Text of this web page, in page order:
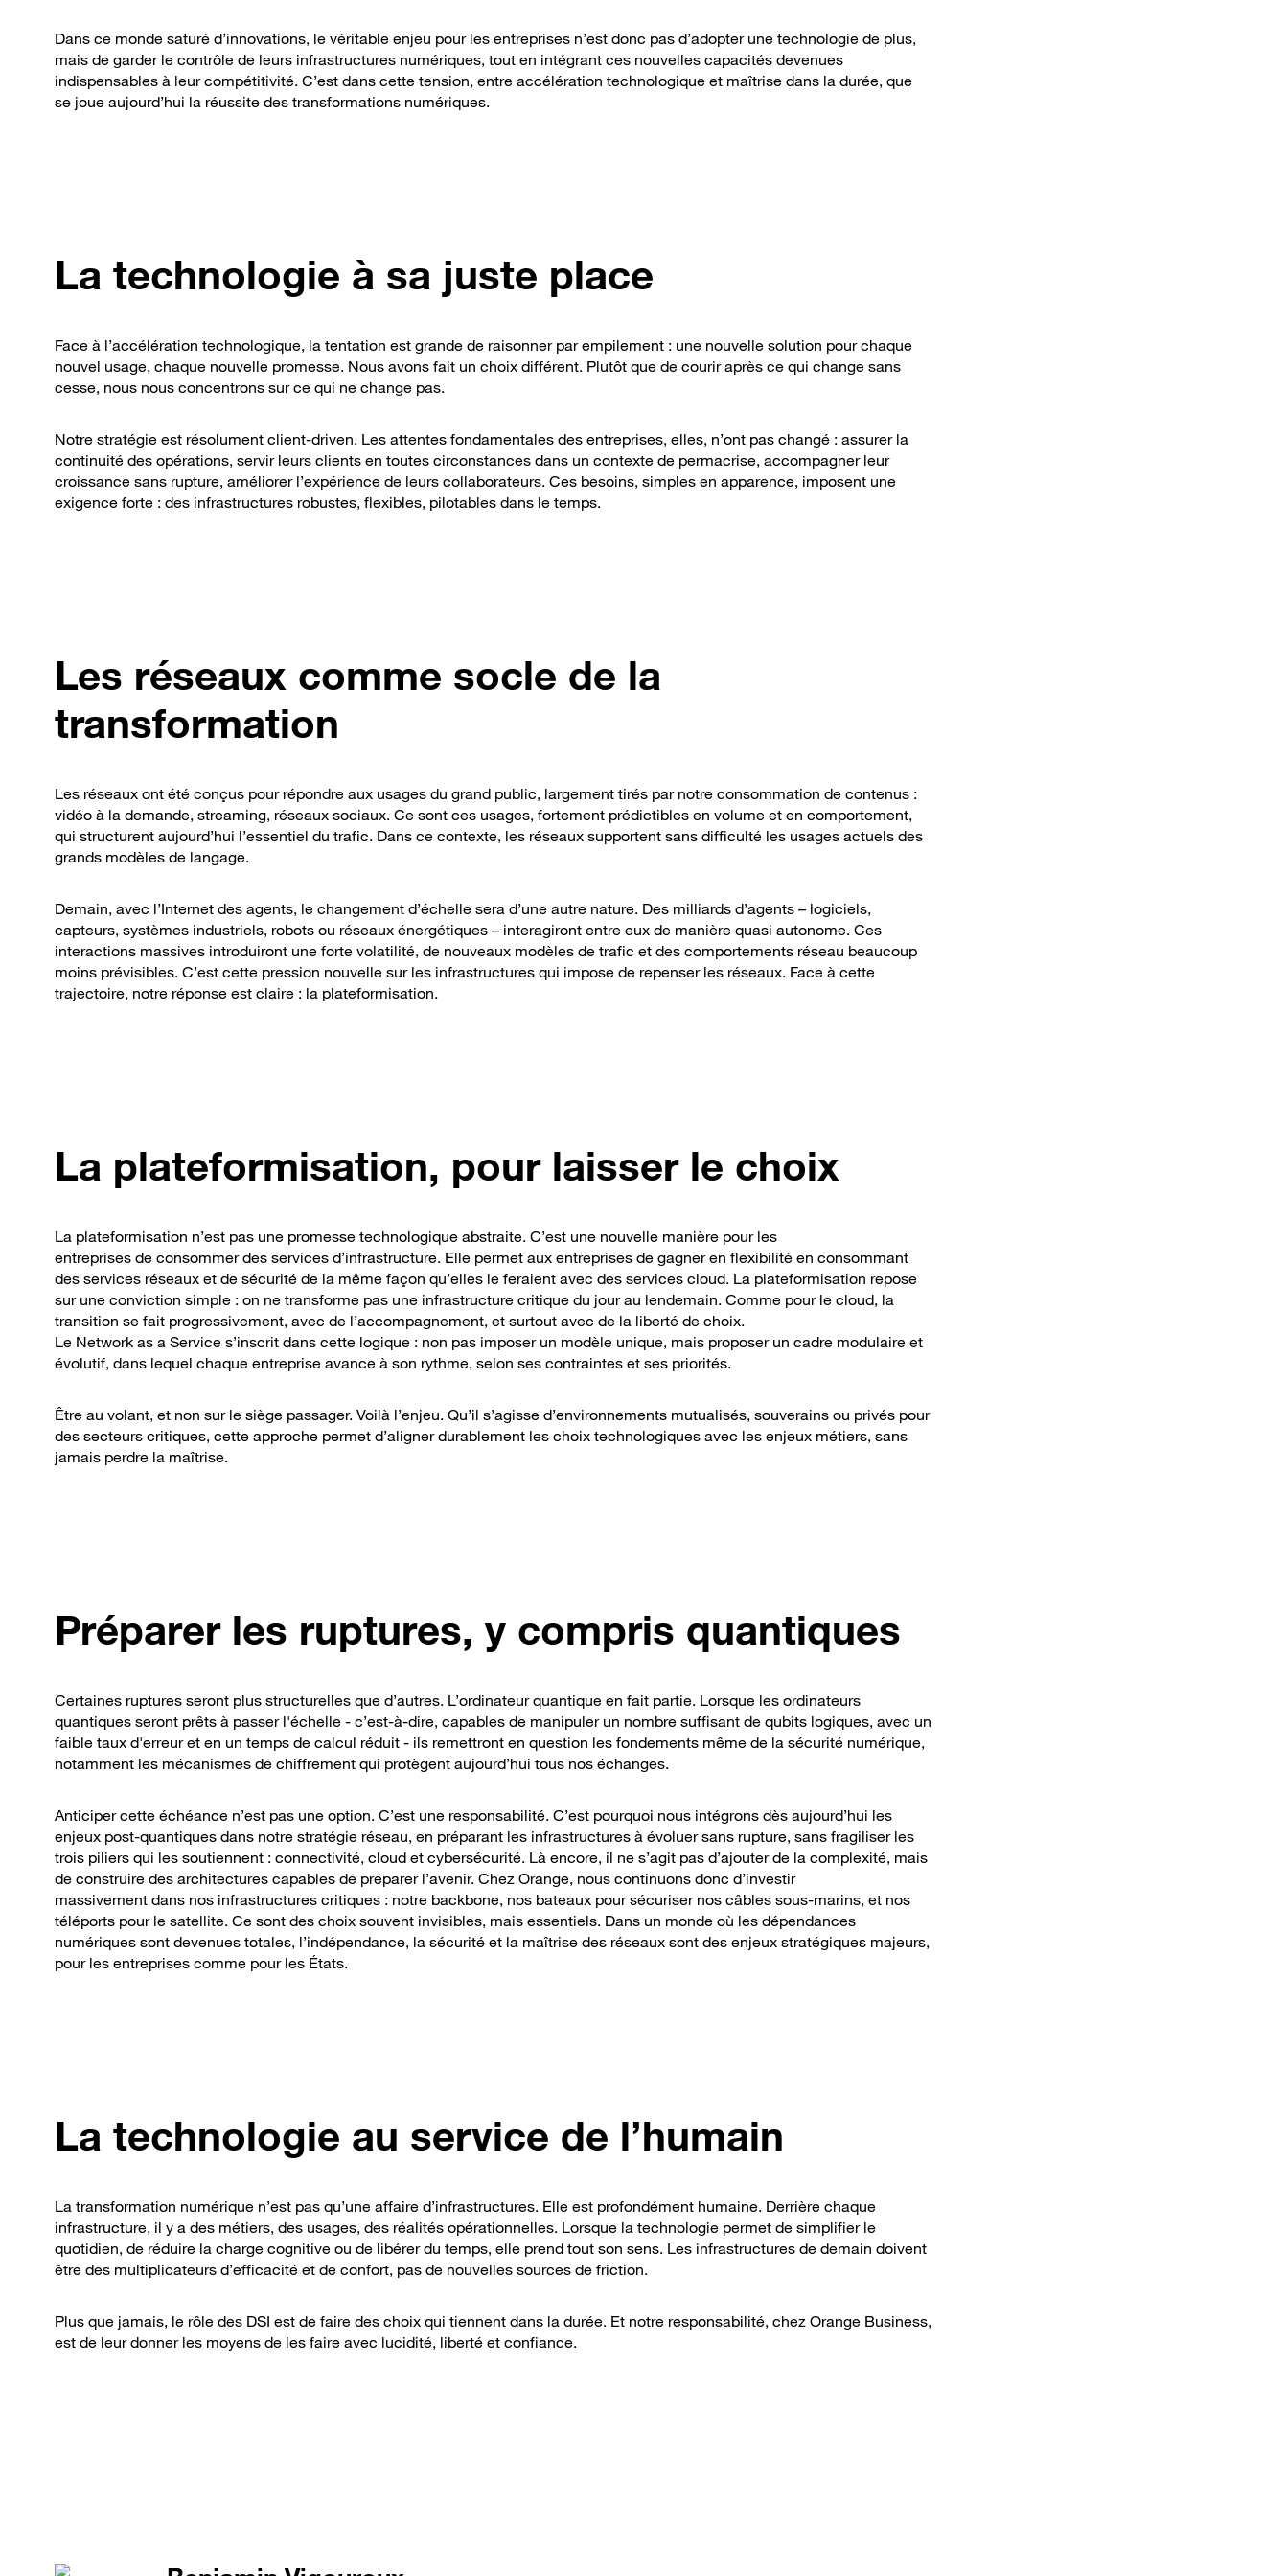
Dans ce monde saturé d’innovations, le véritable enjeu pour les entreprises n’est donc pas d’adopter une technologie de plus,
mais de garder le contrôle de leurs infrastructures numériques, tout en intégrant ces nouvelles capacités devenues
indispensables à leur compétitivité. C’est dans cette tension, entre accélération technologique et maîtrise dans la durée, que
se joue aujourd’hui la réussite des transformations numériques.
La technologie à sa juste place
Face à l’accélération technologique, la tentation est grande de raisonner par empilement : une nouvelle solution pour chaque
nouvel usage, chaque nouvelle promesse. Nous avons fait un choix différent. Plutôt que de courir après ce qui change sans
cesse, nous nous concentrons sur ce qui ne change pas.
Notre stratégie est résolument client-driven. Les attentes fondamentales des entreprises, elles, n’ont pas changé : assurer la
continuité des opérations, servir leurs clients en toutes circonstances dans un contexte de permacrise, accompagner leur
croissance sans rupture, améliorer l’expérience de leurs collaborateurs. Ces besoins, simples en apparence, imposent une
exigence forte : des infrastructures robustes, flexibles, pilotables dans le temps.
Les réseaux comme socle de la
transformation
Les réseaux ont été conçus pour répondre aux usages du grand public, largement tirés par notre consommation de contenus :
vidéo à la demande, streaming, réseaux sociaux. Ce sont ces usages, fortement prédictibles en volume et en comportement,
qui structurent aujourd’hui l’essentiel du trafic. Dans ce contexte, les réseaux supportent sans difficulté les usages actuels des
grands modèles de langage.
Demain, avec l’Internet des agents, le changement d’échelle sera d’une autre nature. Des milliards d’agents – logiciels,
capteurs, systèmes industriels, robots ou réseaux énergétiques – interagiront entre eux de manière quasi autonome. Ces
interactions massives introduiront une forte volatilité, de nouveaux modèles de trafic et des comportements réseau beaucoup
moins prévisibles. C’est cette pression nouvelle sur les infrastructures qui impose de repenser les réseaux. Face à cette
trajectoire, notre réponse est claire : la plateformisation.
La plateformisation, pour laisser le choix
La plateformisation n’est pas une promesse technologique abstraite. C’est une nouvelle manière pour les
entreprises de consommer des services d’infrastructure. Elle permet aux entreprises de gagner en flexibilité en consommant
des services réseaux et de sécurité de la même façon qu’elles le feraient avec des services cloud. La plateformisation repose
sur une conviction simple : on ne transforme pas une infrastructure critique du jour au lendemain. Comme pour le cloud, la
transition se fait progressivement, avec de l’accompagnement, et surtout avec de la liberté de choix.
Le Network as a Service s’inscrit dans cette logique : non pas imposer un modèle unique, mais proposer un cadre modulaire et
évolutif, dans lequel chaque entreprise avance à son rythme, selon ses contraintes et ses priorités.
Être au volant, et non sur le siège passager. Voilà l’enjeu. Qu’il s’agisse d’environnements mutualisés, souverains ou privés pour
des secteurs critiques, cette approche permet d’aligner durablement les choix technologiques avec les enjeux métiers, sans
jamais perdre la maîtrise.
Préparer les ruptures, y compris quantiques
Certaines ruptures seront plus structurelles que d’autres. L’ordinateur quantique en fait partie. Lorsque les ordinateurs
quantiques seront prêts à passer l'échelle - c’est-à-dire, capables de manipuler un nombre suffisant de qubits logiques, avec un
faible taux d'erreur et en un temps de calcul réduit - ils remettront en question les fondements même de la sécurité numérique,
notamment les mécanismes de chiffrement qui protègent aujourd’hui tous nos échanges.
Anticiper cette échéance n’est pas une option. C’est une responsabilité. C’est pourquoi nous intégrons dès aujourd’hui les
enjeux post-quantiques dans notre stratégie réseau, en préparant les infrastructures à évoluer sans rupture, sans fragiliser les
trois piliers qui les soutiennent : connectivité, cloud et cybersécurité. Là encore, il ne s’agit pas d’ajouter de la complexité, mais
de construire des architectures capables de préparer l’avenir. Chez Orange, nous continuons donc d’investir
massivement dans nos infrastructures critiques : notre backbone, nos bateaux pour sécuriser nos câbles sous-marins, et nos
téléports pour le satellite. Ce sont des choix souvent invisibles, mais essentiels. Dans un monde où les dépendances
numériques sont devenues totales, l’indépendance, la sécurité et la maîtrise des réseaux sont des enjeux stratégiques majeurs,
pour les entreprises comme pour les États.
La technologie au service de l’humain
La transformation numérique n’est pas qu’une affaire d’infrastructures. Elle est profondément humaine. Derrière chaque
infrastructure, il y a des métiers, des usages, des réalités opérationnelles. Lorsque la technologie permet de simplifier le
quotidien, de réduire la charge cognitive ou de libérer du temps, elle prend tout son sens. Les infrastructures de demain doivent
être des multiplicateurs d’efficacité et de confort, pas de nouvelles sources de friction.
Plus que jamais, le rôle des DSI est de faire des choix qui tiennent dans la durée. Et notre responsabilité, chez Orange Business,
est de leur donner les moyens de les faire avec lucidité, liberté et confiance.